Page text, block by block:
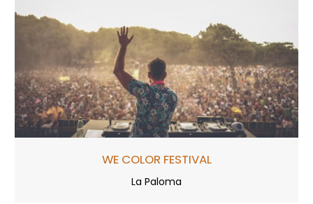
WE COLOR FESTIVAL
La Paloma